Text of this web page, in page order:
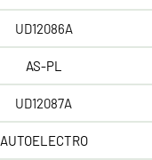
UD12086A
AS-PL
UD12087A
AUTOELECTRO